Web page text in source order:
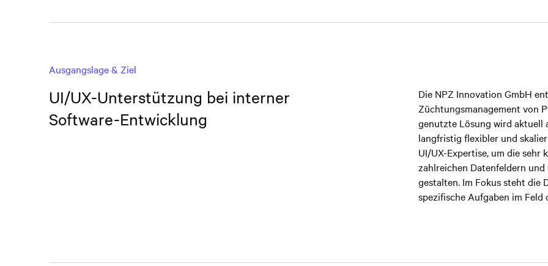
Ausgangslage & Ziel
UI/UX-Unterstützung bei interner
Software-Entwicklung
Die NPZ Innovation GmbH
Züchtungsmanagement von
genutzte Lösung wird aktuell
langfristig flexibler und
UI/UX-Expertise, um die sehr
zahlreichen Datenfeldern
gestalten. Im Fokus steht die
spezifische Aufgaben im Feld